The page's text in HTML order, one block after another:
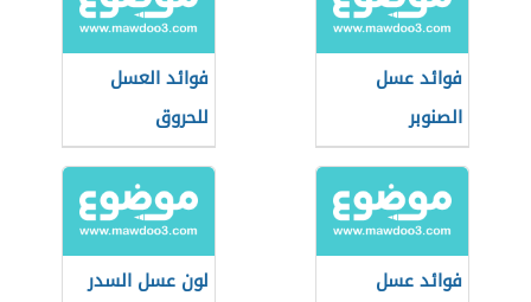
فوائد عسل
الصنوبر
فوائد العسل
للحروق
فوائد عسل
لون عسل السدر